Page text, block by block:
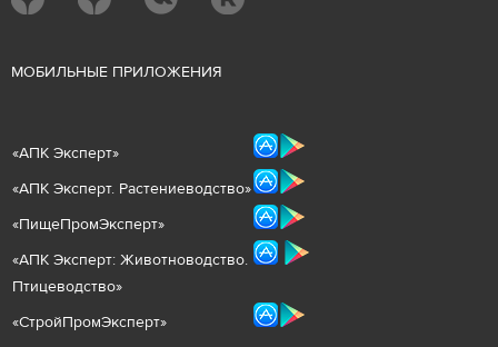
МОБИЛЬНЫЕ ПРИЛОЖЕНИЯ
«АПК Эксперт»
«АПК Эксперт. Растениеводство»
«ПищеПромЭксперт»
«АПК Эксперт: Животноводство.
Птицеводство»
«СтройПромЭксперт»